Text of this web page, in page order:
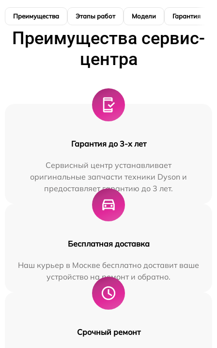
Преимущества Этапы работ Модели Гарантия
Преимущества сервис-
центра
Гарантия до 3-х лет
Сервисный центр устанавливает
оригинальные запчасти техники Dyson и
предоставляет гарантию до 3 лет.
Бесплатная доставка
Наш курьер в Москве бесплатно доставит ваше
устройство на ремонт и обратно.
Срочный ремонт